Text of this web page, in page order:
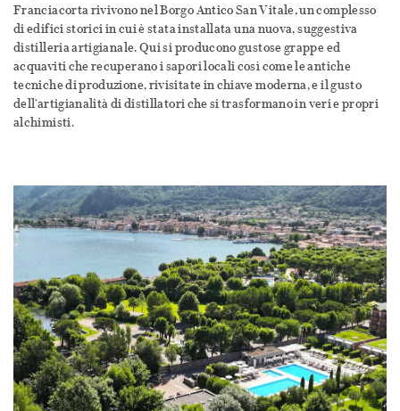
Franciacorta rivivono nel Borgo Antico San Vitale, un complesso
di edifici storici in cui è stata installata una nuova, suggestiva
distilleria artigianale. Qui si producono gustose grappe ed
acquaviti che recuperano i sapori locali così come le antiche
tecniche di produzione, rivisitate in chiave moderna, e il gusto
dell'artigianalità di distillatori che si trasformano in veri e propri
alchimisti.